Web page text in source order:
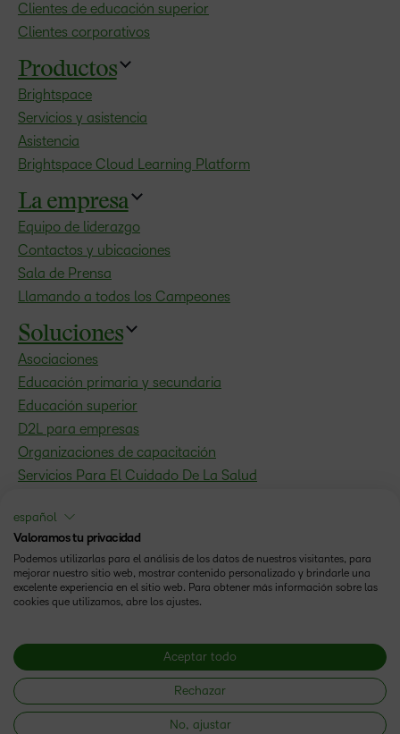
Clientes de educación superior
Clientes corporativos
Productos
Brightspace
Servicios y asistencia
Asistencia
Brightspace Cloud Learning Platform
La empresa
Equipo de liderazgo
Contactos y ubicaciones
Sala de Prensa
Llamando a todos los Campeones
Soluciones
Asociaciones
Educación primaria y secundaria
Educación superior
D2L para empresas
Organizaciones de capacitación
Servicios Para El Cuidado De La Salud
Recursos
Blog
eBooks y guías
Webinars
Eventos
Copyright © 2026 D2L Corporation. Todos los derechos
reservados.
Estado
español
Valoramos tu privacidad
Podemos utilizarlas para el análisis de los datos de nuestros visitantes, para
mejorar nuestro sitio web, mostrar contenido personalizado y brindarle una
excelente experiencia en el sitio web. Para obtener más información sobre las
cookies que utilizamos, abre los ajustes.
Aceptar todo
Rechazar
No, ajustar